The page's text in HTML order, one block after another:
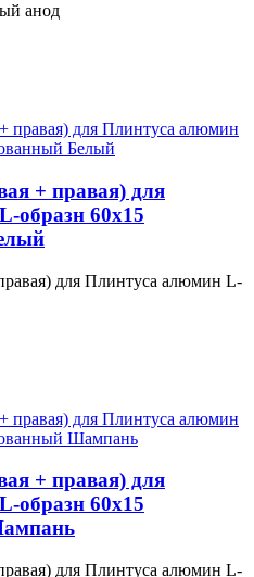
анод
+ правая) для
образн 60х15
для Плинтуса алюмин L-
+ правая) для
образн 60х15
для Плинтуса алюмин L-